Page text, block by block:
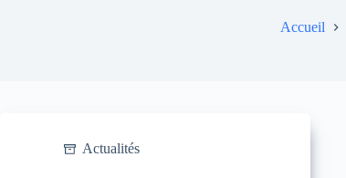
Accueil
Actualités